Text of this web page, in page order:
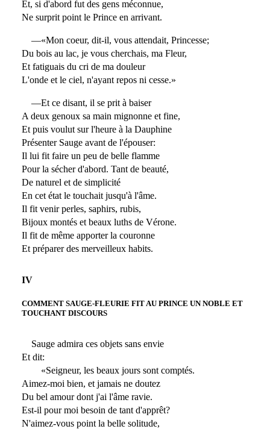
Et, si d'abord fut des gens méconnue,
Ne surprit point le Prince en arrivant.
—«Mon coeur, dit-il, vous attendait, Princesse;
Du bois au lac, je vous cherchais, ma Fleur,
Et fatiguais du cri de ma douleur
L'onde et le ciel, n'ayant repos ni cesse.»
—Et ce disant, il se prit à baiser
A deux genoux sa main mignonne et fine,
Et puis voulut sur l'heure à la Dauphine
Présenter Sauge avant de l'épouser:
Il lui fit faire un peu de belle flamme
Pour la sécher d'abord. Tant de beauté,
De naturel et de simplicité
En cet état le touchait jusqu'à l'âme.
Il fit venir perles, saphirs, rubis,
Bijoux montés et beaux luths de Vérone.
Il fit de même apporter la couronne
Et préparer des merveilleux habits.
IV
COMMENT SAUGE-FLEURIE FIT AU PRINCE UN NOBLE ET
TOUCHANT DISCOURS
Sauge admira ces objets sans envie
Et dit:
«Seigneur, les beaux jours sont comptés.
Aimez-moi bien, et jamais ne doutez
Du bel amour dont j'ai l'âme ravie.
Est-il pour moi besoin de tant d'apprêt?
N'aimez-vous point la belle solitude,